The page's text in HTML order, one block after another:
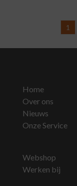
1
Home
Over ons
Nieuws
Onze Service
Webshop
Werken bij